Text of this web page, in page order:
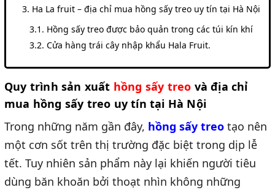
Ha La fruit – địa chỉ mua hồng sấy treo uy tín tại Hà Nội
Hồng sấy treo được bảo quản trong các túi kín khí
Cửa hàng trái cây nhập khẩu Hala Fruit.
Quy trình sản xuất hồng sấy treo và địa chỉ
mua hồng sấy treo uy tín tại Hà Nội
Trong những năm gần đây, hồng sấy treo tạo nên
một cơn sốt trên thị trường đặc biệt trong dịp lễ
tết. Tuy nhiên sản phẩm này lại khiến người tiêu
dùng băn khoăn bởi thoạt nhìn không những